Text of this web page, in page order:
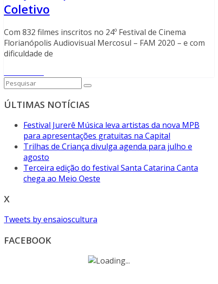
Coletivo
Com 832 filmes inscritos no 24º Festival de Cinema
Florianópolis Audiovisual Mercosul – FAM 2020 – e com
dificuldade de
ÚLTIMAS NOTÍCIAS
Festival Jurerê Música leva artistas da nova MPB
para apresentações gratuitas na Capital
Trilhas de Criança divulga agenda para julho e
agosto
Terceira edição do festival Santa Catarina Canta
chega ao Meio Oeste
X
Tweets by ensaioscultura
FACEBOOK